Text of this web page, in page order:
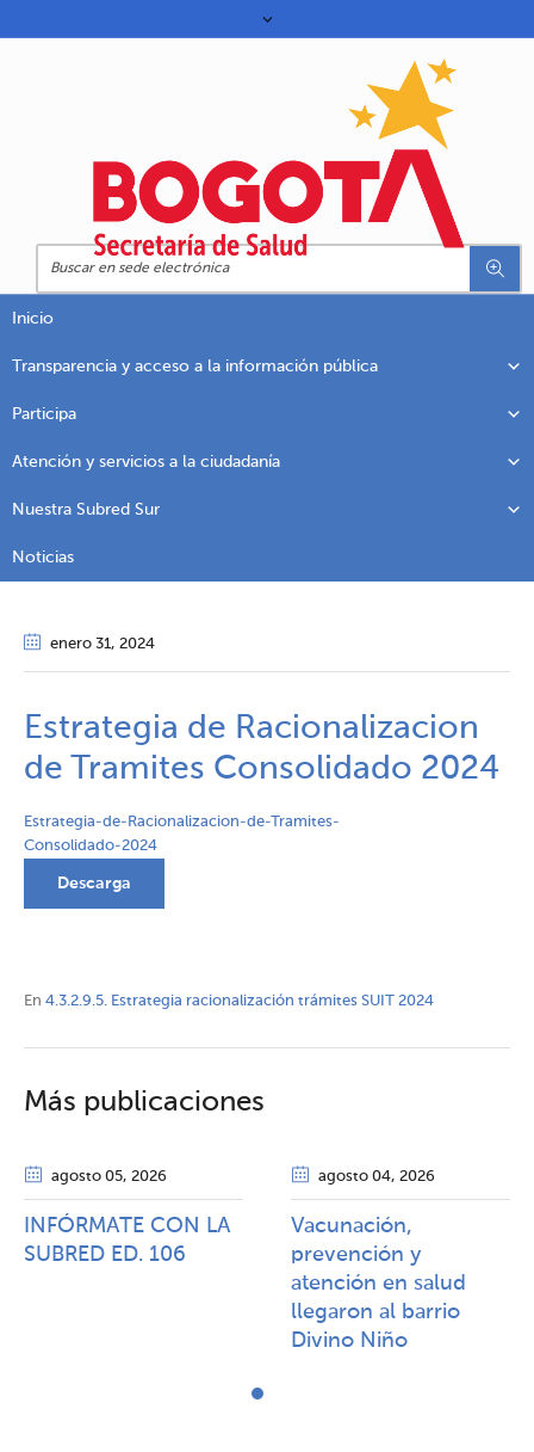
Inicio
Transparencia y acceso a la información pública
Participa
Atención y servicios a la ciudadanía
Nuestra Subred Sur
Noticias
enero 31, 2024
Estrategia de Racionalizacion
de Tramites Consolidado 2024
Estrategia-de-Racionalizacion-de-Tramites-
Consolidado-2024
Descarga
En 4.3.2.9.5. Estrategia racionalización trámites SUIT 2024
Más publicaciones
agosto 05, 2026
INFÓRMATE CON LA
SUBRED ED. 106
agosto 04, 2026
Vacunación,
prevención y
atención en salud
llegaron al barrio
Divino Niño